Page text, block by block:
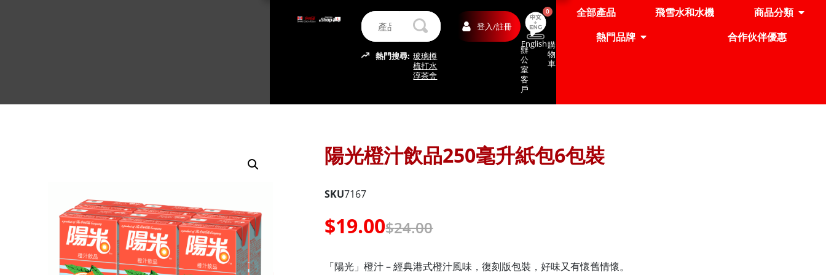
熱門搜尋: 玻璃樽
梳打水
淳茶舍
登入/註冊
辦
公
室
客
戶
English
0
購
物
車
全部產品 飛雪水和水機
商品分類
熱門品牌
合作伙伴優惠
陽光橙汁飲品250毫升紙包6包裝
SKU7167
$24.00
$19.00
「陽光」橙汁 – 經典港式橙汁風味，復刻版包裝，好味又有懷舊情懷。